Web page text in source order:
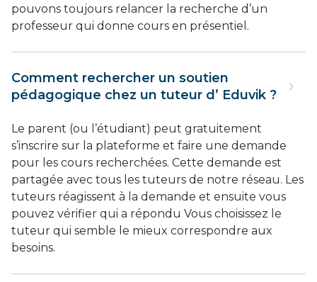
pouvons toujours relancer la recherche d’un
professeur qui donne cours en présentiel.
Comment rechercher un soutien
pédagogique chez un tuteur d’ Eduvik ?
Le parent (ou l’étudiant) peut gratuitement
s’inscrire sur la plateforme et faire une demande
pour les cours recherchées. Cette demande est
partagée avec tous les tuteurs de notre réseau. Les
tuteurs réagissent à la demande et ensuite vous
pouvez vérifier qui a répondu Vous choisissez le
tuteur qui semble le mieux correspondre aux
besoins.